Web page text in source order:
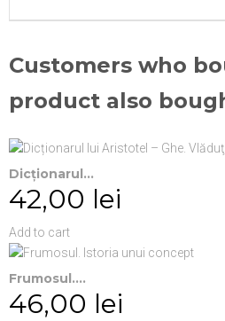
Customers who
product also
Dicționarul...
42,00 lei
Add to cart
Frumosul....
46,00 lei